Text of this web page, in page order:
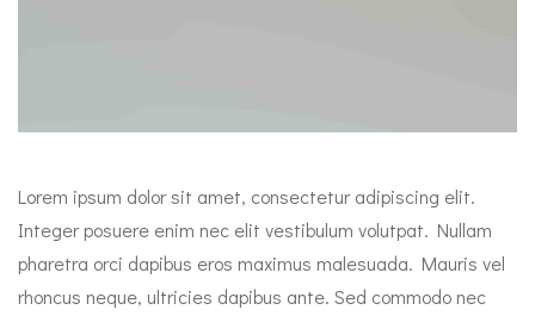
Lorem ipsum dolor sit amet, consectetur adipiscing elit.
Integer posuere enim nec elit vestibulum volutpat. Nullam
pharetra orci dapibus eros maximus malesuada. Mauris vel
rhoncus neque, ultricies dapibus ante. Sed commodo nec